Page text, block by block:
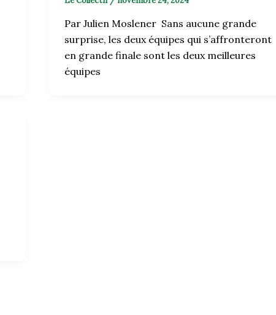
Par Julien Moslener Sans aucune grande
surprise, les deux équipes qui s’affronteront
en grande finale sont les deux meilleures
équipes